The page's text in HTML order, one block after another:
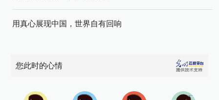
用真心展现中国，世界自有回响
您此时的心情